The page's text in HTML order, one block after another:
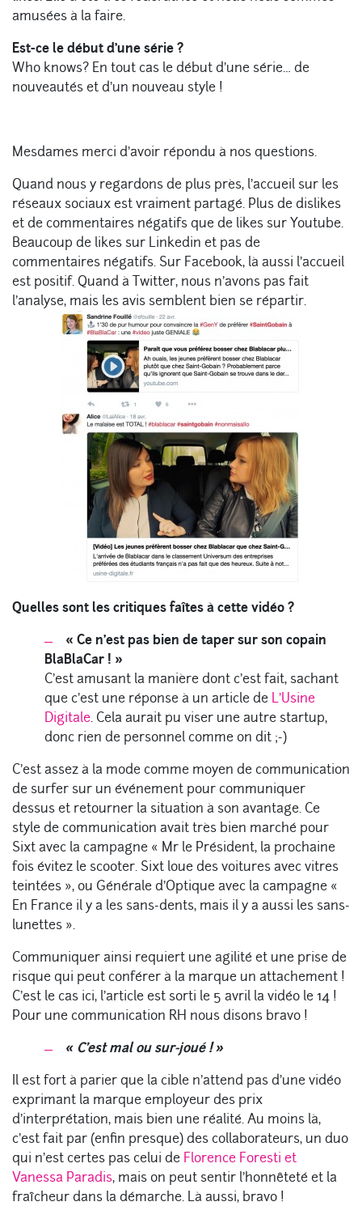
amusées à la faire.
Est-ce le début d’une série ?
Who knows? En tout cas le début d’une série… de
nouveautés et d’un nouveau style !
Mesdames merci d’avoir répondu à nos questions.
Quand nous y regardons de plus près, l’accueil sur les
réseaux sociaux est vraiment partagé. Plus de dislikes
et de commentaires négatifs que de likes sur Youtube.
Beaucoup de likes sur Linkedin et pas de
commentaires négatifs. Sur Facebook, là aussi l’accueil
est positif. Quand à Twitter, nous n’avons pas fait
l’analyse, mais les avis semblent bien se répartir.
Quelles sont les critiques faîtes à cette vidéo ?
« Ce n’est pas bien de taper sur son copain
BlaBlaCar ! »
C’est amusant la manière dont c’est fait, sachant
que c’est une réponse à un article de L’Usine
Digitale. Cela aurait pu viser une autre startup,
donc rien de personnel comme on dit ;-)
C’est assez à la mode comme moyen de communication
de surfer sur un événement pour communiquer
dessus et retourner la situation à son avantage. Ce
style de communication avait très bien marché pour
Sixt avec la campagne « Mr le Président, la prochaine
fois évitez le scooter. Sixt loue des voitures avec vitres
teintées », ou Générale d’Optique avec la campagne «
En France il y a les sans-dents, mais il y a aussi les sans-
lunettes ».
Communiquer ainsi requiert une agilité et une prise de
risque qui peut conférer à la marque un attachement !
C’est le cas ici, l’article est sorti le 5 avril la vidéo le 14 !
Pour une communication RH nous disons bravo !
« C’est mal ou sur-joué ! »
Il est fort à parier que la cible n’attend pas d’une vidéo
exprimant la marque employeur des prix
d’interprétation, mais bien une réalité. Au moins là,
c’est fait par (enfin presque) des collaborateurs, un duo
qui n’est certes pas celui de Florence Foresti et
Vanessa Paradis, mais on peut sentir l’honnêteté et la
fraîcheur dans la démarche. Là aussi, bravo !